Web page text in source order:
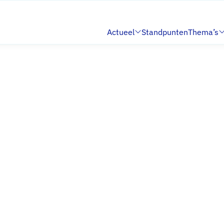
Submenu:
Actueel Standpunten
Submenu:
Thema’s